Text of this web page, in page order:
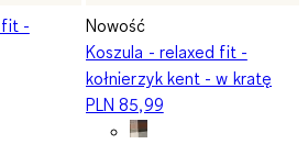
fit -
Nowość
Koszula - relaxed fit -
kołnierzyk kent - w kratę
PLN 85,99